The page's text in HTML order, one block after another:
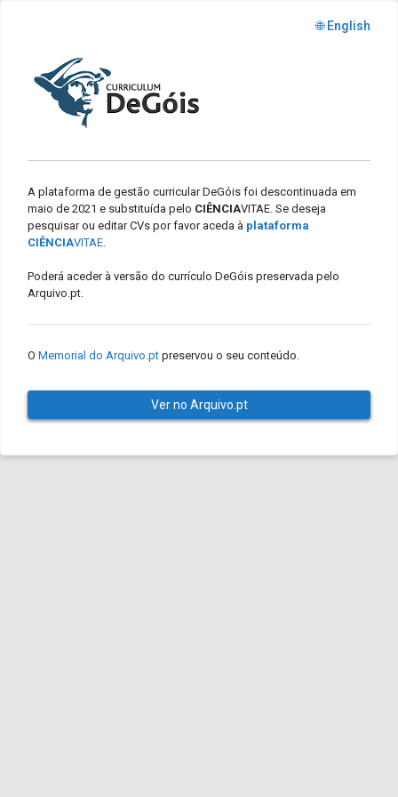
🌐 English
A plataforma de gestão curricular DeGóis foi descontinuada em
maio de 2021 e substituída pelo CIÊNCIAVITAE. Se deseja
pesquisar ou editar CVs por favor aceda à plataforma
CIÊNCIAVITAE.
Poderá aceder à versão do currículo DeGóis preservada pelo
Arquivo.pt.
O Memorial do Arquivo.pt preservou o seu conteúdo.
Ver no Arquivo.pt